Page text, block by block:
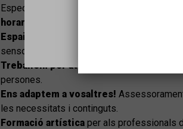
Espectacles, concerts i exposicions
horaris.
Espais, funcions i visites accessibles
sensorial i amb mobilitat reduïda.
Treballem per atendre
persones.
Ens adaptem a vosaltres!
les necessitats i continguts.
Formació artística per als professionals